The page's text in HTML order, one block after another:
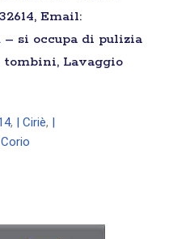
Email:
– si occupa di pulizia
tombini, Lavaggio
, | Ciriè,
Corio